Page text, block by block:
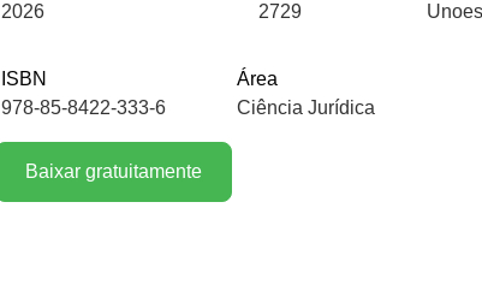
2026
2729
ISBN
978-85-8422-333-6
Área
Ciência Jurídica
Baixar gratuitamente